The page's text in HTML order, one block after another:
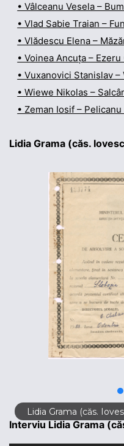
• Vâlceanu Vesela –
• Vlad Sabie Traian –
• Vlădescu Elena –
• Voinea Ancuța –
• Vuxanovici Stanislav
• Wiewe Nikolas –
• Zeman Iosif –
Lidia Grama (căs.
Lidia Grama (căs.
Interviu Lidia Grama